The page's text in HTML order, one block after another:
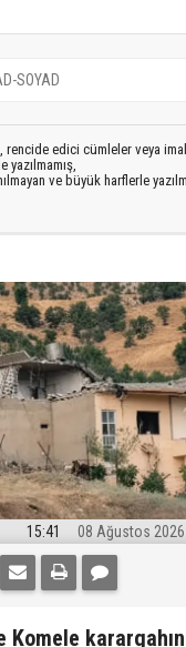
rencide edici cümleler veya
yazılmamış,
ve büyük harflerle
15:41 08 Ağustos 2026
Komele